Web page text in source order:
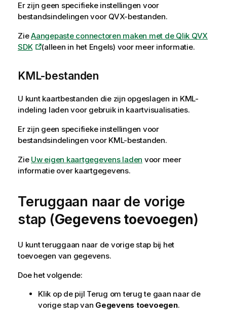
Er zijn geen specifieke instellingen voor
bestandsindelingen voor QVX-bestanden.
ZieAangepaste connectoren maken met de Qlik QVX
SDK
(alleen in het Engels) voor meer informatie.
KML-bestanden
U kunt kaartbestanden die zijn opgeslagen in KML-
indeling laden voor gebruik in kaartvisualisaties.
Er zijn geen specifieke instellingen voor
bestandsindelingen voor KML-bestanden.
Zie Uw eigen kaartgegevens laden voor meer
informatie over kaartgegevens.
Teruggaan naar de vorige
stap (Gegevens toevoegen)
U kunt teruggaan naar de vorige stap bij het
toevoegen van gegevens.
Doe het volgende:
Klik op de pijl Terug om terug te gaan naar de
vorige stap van Gegevens toevoegen.